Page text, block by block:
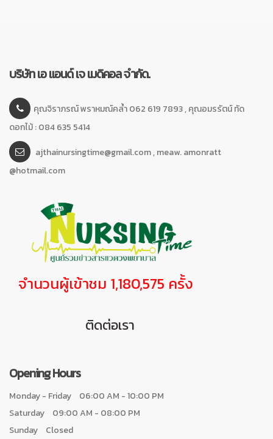
บริษัท เอ แอนด์ เจ เมดิคอล จำกัด.
คุณจิราภรณ์ พราหมณ์คล้ำ 062 619 7893 , คุณอมรรัตน์ ทัด
ดอกไม้ : 084 635 5414
ajthainursingtime@gmail.com , meaw. amonratt
@hotmail.com
จำนวนผู้เข้าชม 1,180,575 ครั้ง
ติดต่อเรา
Opening Hours
Monday - Friday
06:00 AM - 10:00 PM
Saturday
09:00 AM - 08:00 PM
Sunday
Closed